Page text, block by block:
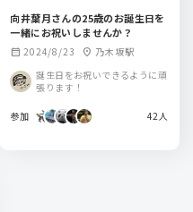
向井葉月さんの25歳のお誕生日を
一緒にお祝いしませんか？
calendar_month 2024/8/23 location_on 乃木坂駅
誕生日をお祝いできるように頑
張ります！
参加 42人